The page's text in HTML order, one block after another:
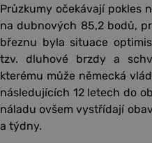
Průzkumy očekávají pokles
na dubnových 85,2 bodů,
březnu byla situace
tzv. dluhové brzdy a
kterému může německá
následujících 12 letech do
náladu ovšem vystřídají
a týdny.